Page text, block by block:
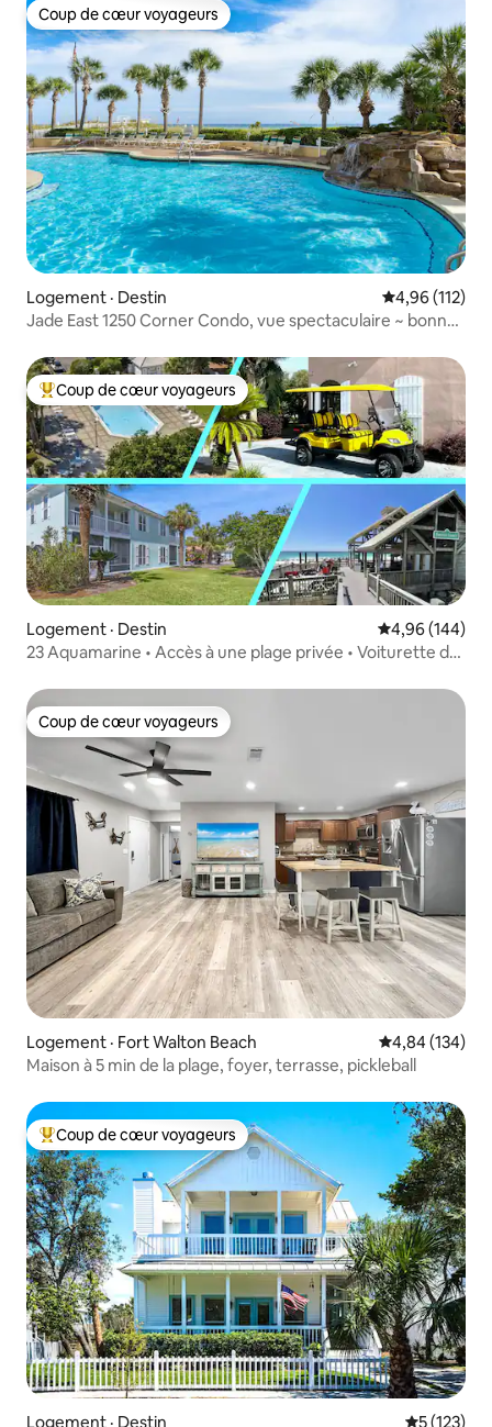
Coup de cœur voyageurs
Coup de cœur voyageurs
Logement · Destin Note
4,96 (112)
Jade East 1250 Corner Condo, vue spectaculaire ~ bonne
Coup de cœur voyageurs parmi les plus aimés
Coup de cœur voyageurs
Logement · Destin Note
4,96 (144)
23 Aquamarine • Accès à une plage privée • Voiturette de
Coup de cœur voyageurs
Coup de cœur voyageurs
Logement · Fort Walton Beach Note
4,84 (134)
Maison à 5 min de la plage, foyer, terrasse, pickleball
Coup de cœur voyageurs parmi les plus aimés
Coup de cœur voyageurs
Logement · Destin Note
5 (123)